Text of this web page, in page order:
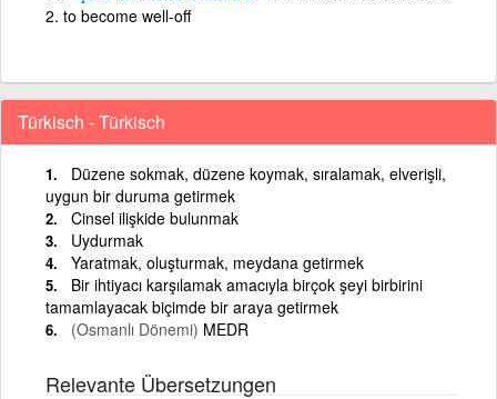
2. to become well-off
Türkisch - Türkisch
Düzene sokmak, düzene koymak, sıralamak, elverişli,
uygun bir duruma getirmek
Cinsel ilişkide bulunmak
Uydurmak
Yaratmak, oluşturmak, meydana getirmek
Bir ihtiyacı karşılamak amacıyla birçok şeyi birbirini
tamamlayacak biçimde bir araya getirmek
(Osmanlı Dönemi) MEDR
Relevante Übersetzungen